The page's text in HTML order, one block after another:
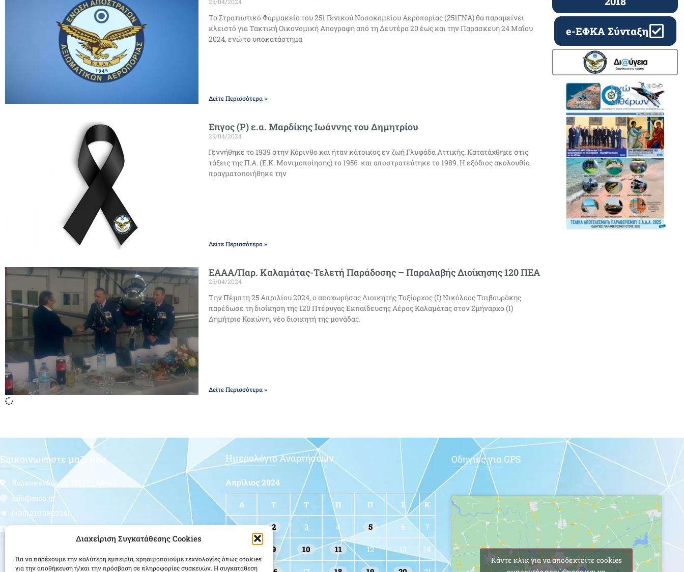
Διαχείριση Συγκατάθεσης Cookies
Για να παρέχουμε την καλύτερη εμπειρία, χρησιμοποιούμε τεχνολογίες όπως cookies
για την αποθήκευση ή/και την πρόσβαση σε πληροφορίες συσκευών. Η συγκατάθεση
Το Στρατιωτικό Φαρμακείο του 251 Γενικού Νοσοκομείου Αεροπορίας (251ΓΝΑ) θα παραμείνει
κλειστό για Τακτική Οικονομική Απογραφή από τη Δευτέρα 20 έως και την Παρασκευή 24 Μαΐου
2024, ενώ το υποκατάστημα
Δείτε Περισσότερα »
Επγος (Ρ) ε.α. Μαρδίκης Ιωάννης του Δημητρίου
25/04/2024
Γεννήθηκε το 1939 στην Κόρινθο και ήταν κάτοικος εν ζωή Γλυφάδα Αττικής. Κατατάχθηκε στις
τάξεις της Π.Α. (Ε.Κ. Μονιμοποίησης) το 1956 και αποστρατεύτηκε το 1989. Η εξόδιος ακολουθία
πραγματοποιήθηκε την
Δείτε Περισσότερα »
ΕΑΑΑ/Παρ. Καλαμάτας-Τελετή Παράδοσης – Παραλαβής Διοίκησης 120 ΠΕΑ
25/04/2024
Την Πέμπτη 25 Απριλίου 2024, ο αποχωρήσας Διοικητής Ταξίαρχος (Ι) Νικόλαος Τσιβουράκης
παρέδωσε τη διοίκηση της 120 Πτέρυγας Εκπαίδευσης Αέρος Καλαμάτας στον Σμήναρχο (Ι)
Δημήτριο Κοκώνη, νέο διοικητή της μονάδας.
Δείτε Περισσότερα »
e-ΕΦΚΑ Σύνταξη
Επικοινωνήστε μαζί μας
Χαλκοκονδύλη 5, 10677 - Αθήνα
info@eaaa.gr
(+30) 210.3802241
Follow us
Ημερολόγιο Αναρτήσεων
Απρίλιος 2024
Δ Τ Τ Π Π Σ Κ
1 2 3 4 5 6 7
9 10 11 12 13 14
Οδηγίες για GPS
Κάντε κλικ για να αποδεχτείτε cookies